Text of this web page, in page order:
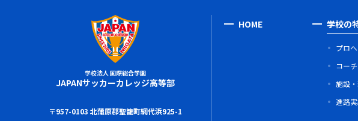
HOME 学校の
プロ
コー
施設
進路
学校法人 国際総合学園
JAPANサッカーカレッジ高等部
〒957-0103 北蒲原郡聖籠町網代浜925-1